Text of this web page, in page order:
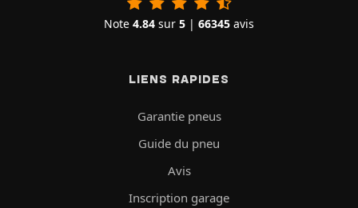
Note 4.84 sur 5 | 66345 avis
LIENS RAPIDES
Garantie pneus
Guide du pneu
Avis
Inscription garage